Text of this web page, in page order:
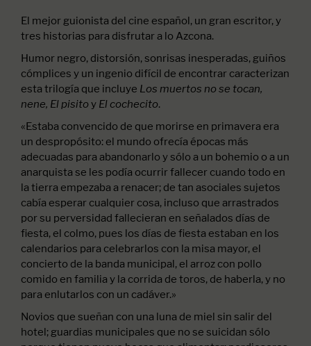
El mejor guionista del cine español, un gran escritor, y
tres historias para disfrutar a lo Azcona.
Humor negro, distorsión, sonrisas inesperadas, guiños
cómplices y un ingenio difícil de encontrar caracterizan
esta trilogía que incluye Los muertos no se tocan,
nene, El pisito y El cochecito.
«Estaba convencido de que morirse en primavera era
un despropósito: el mundo ofrecía épocas más
adecuadas para abandonarlo y sólo a un bohemio o a un
anarquista se les podía ocurrir fallecer cuando todo en
la tierra empezaba a renacer; de tan asociales sujetos
cabía esperar cualquier cosa, incluso que arrastrados
por su perversidad fallecieran en señalados días de
fiesta, el colmo, pues los días de fiesta estaban en los
calendarios para celebrarlos con la misa mayor, el
concierto de la banda municipal, el arroz con pollo
comido en familia y la corrida de toros, de haberla, y no
para enlutarlos con un cadáver.»
Novios que sueñan con una luna de miel sin salir del
hotel; guardias municipales que no se suicidan sólo